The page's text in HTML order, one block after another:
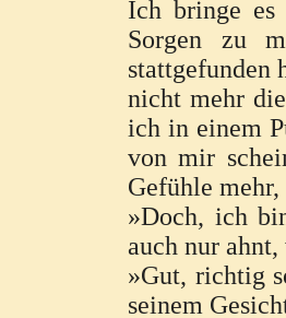
Ich bringe
Sorgen zu
stattgefunden
nicht mehr
ich in einem
von mir
Gefühle
»Doch, ich
auch nur
»Gut, richtig
seinem